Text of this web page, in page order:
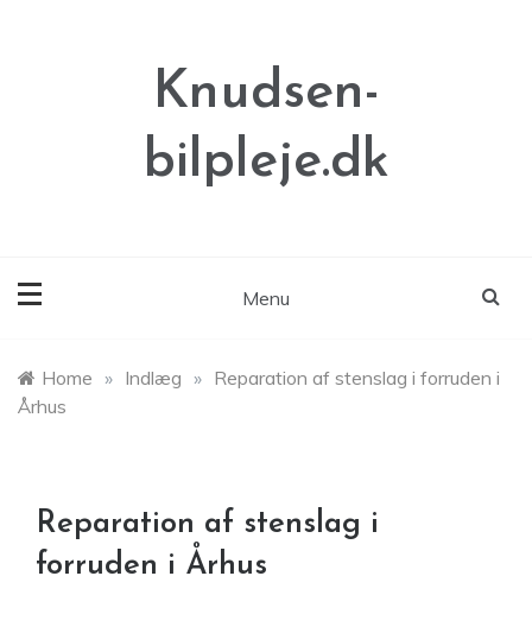
Knudsen-
bilpleje.dk
Menu
Home » Indlæg » Reparation af stenslag i forruden i
Århus
Reparation af stenslag i
forruden i Århus